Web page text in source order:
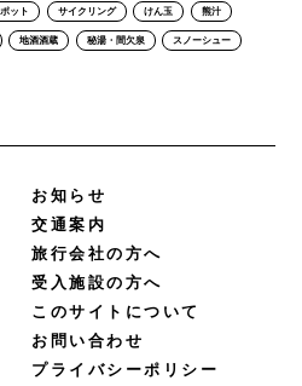
ット サイクリング けん玉 熊汁
地酒酒蔵 秘湯・間欠泉 スノーシュー
お知らせ
交通案内
旅行会社の方へ
受入施設の方へ
このサイトについて
お問い合わせ
プライバシーポリシー